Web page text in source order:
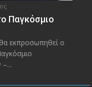
Παγκόσμιο
θα εκπροσωπηθεί ο